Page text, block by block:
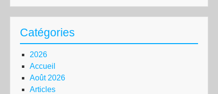
Catégories
2026
Accueil
Août 2026
Articles